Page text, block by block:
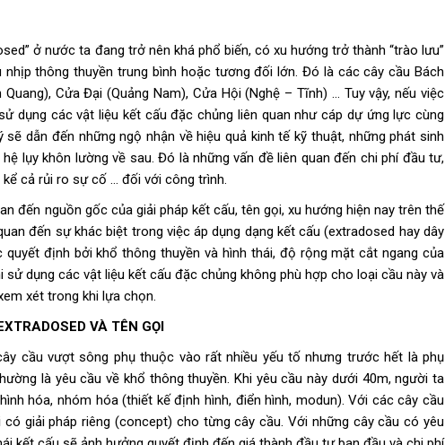
ở nước ta đang trở nên khá phổ biến, có xu hướng trở thành “trào lưu”
thông thuyền trung bình hoặc tương đối lớn. Đó là các cây cầu Bách
Cửa Đại (Quảng Nam), Cửa Hội (Nghệ – Tĩnh) … Tuy vậy, nếu việc
dụng các vật liệu kết cấu đặc chủng liên quan như cáp dự ứng lực cùng
dẫn đến những ngộ nhận về hiệu quả kinh tế kỹ thuật, những phát sinh
lụy khôn lường về sau. Đó là những vấn đề liên quan đến chi phí đầu tư,
cả rủi ro sự cố … đối với công trình.
đến nguồn gốc của giải pháp kết cấu, tên gọi, xu hướng hiện nay trên thế
đến sự khác biệt trong việc áp dụng dạng kết cấu (extradosed hay dây
định bởi khổ thông thuyền và hình thái, độ rộng mặt cắt ngang của
dụng các vật liệu kết cấu đặc chủng không phù hợp cho loại cầu này và
xét trong khi lựa chọn.
VÀ TÊN GỌI
cầu vượt sông phụ thuộc vào rất nhiều yếu tố nhưng trước hết là phụ
là yêu cầu về khổ thông thuyền. Khi yêu cầu này dưới 40m, người ta
hóa, nhóm hóa (thiết kế định hình, điển hình, modun). Với các cây cầu
giải pháp riêng (concept) cho từng cây cầu. Với những cây cầu có yêu